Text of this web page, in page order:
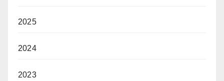
2025
2024
2023